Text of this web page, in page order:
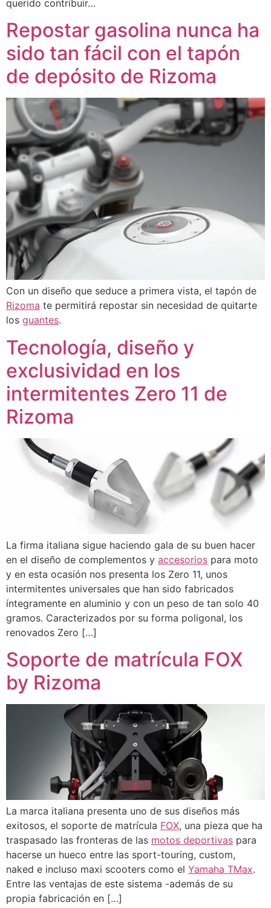
querido contribuir…
Repostar gasolina nunca ha
sido tan fácil con el tapón
de depósito de Rizoma
Con un diseño que seduce a primera vista, el tapón de
Rizoma te permitirá repostar sin necesidad de quitarte
los guantes.
Tecnología, diseño y
exclusividad en los
intermitentes Zero 11 de
Rizoma
La firma italiana sigue haciendo gala de su buen hacer
en el diseño de complementos y accesorios para moto
y en esta ocasión nos presenta los Zero 11, unos
intermitentes universales que han sido fabricados
íntegramente en aluminio y con un peso de tan solo 40
gramos. Caracterizados por su forma poligonal, los
renovados Zero […]
Soporte de matrícula FOX
by Rizoma
La marca italiana presenta uno de sus diseños más
exitosos, el soporte de matrícula FOX, una pieza que ha
traspasado las fronteras de las motos deportivas para
hacerse un hueco entre las sport-touring, custom,
naked e incluso maxi scooters como el Yamaha TMax.
Entre las ventajas de este sistema -además de su
propia fabricación en […]